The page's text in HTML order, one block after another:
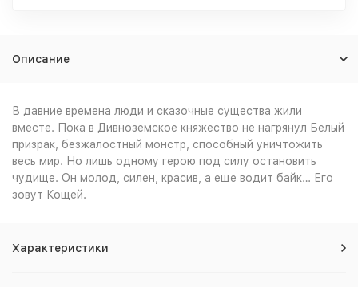
Описание
В давние времена люди и сказочные существа жили
вместе. Пока в Дивноземское княжество не нагрянул Белый
призрак, безжалостный монстр, способный уничтожить
весь мир. Но лишь одному герою под силу остановить
чудище. Он молод, силен, красив, а еще водит байк… Его
зовут Кощей.
Характеристики